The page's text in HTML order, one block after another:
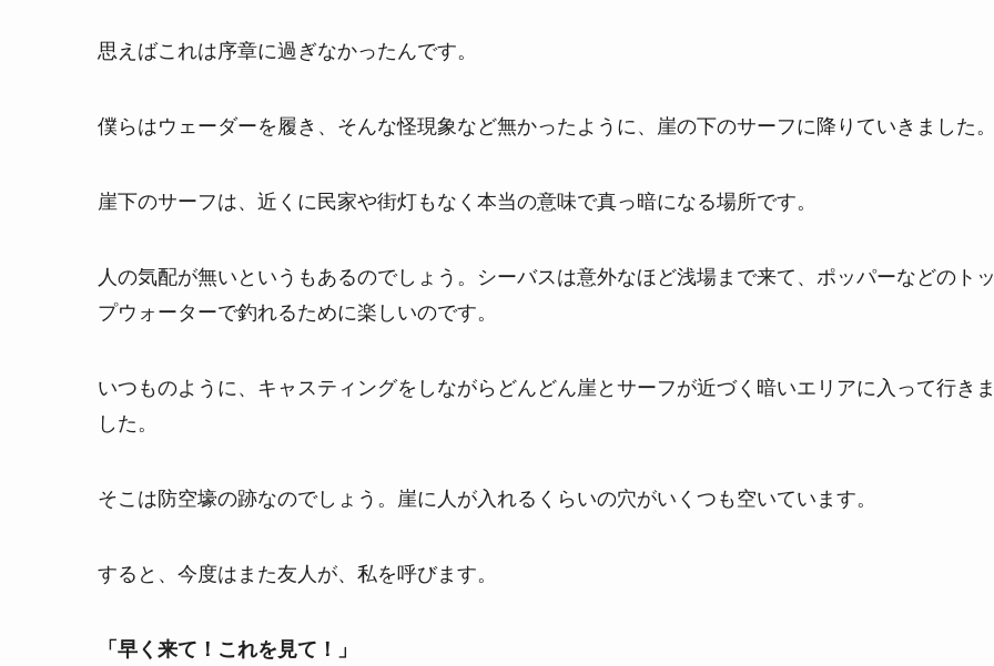
思えばこれは序章に過ぎなかったんです。
僕らはウェーダーを履き、そんな怪現象など無かったように、崖の下のサーフに降りていきました
崖下のサーフは、近くに民家や街灯もなく本当の意味で真っ暗になる場所です。
人の気配が無いというもあるのでしょう。シーバスは意外なほど浅場まで来て、ポッパーなどのト
プウォーターで釣れるために楽しいのです。
いつものように、キャスティングをしながらどんどん崖とサーフが近づく暗いエリアに入って行き
した。
そこは防空壕の跡なのでしょう。崖に人が入れるくらいの穴がいくつも空いています。
すると、今度はまた友人が、私を呼びます。
「早く来て！これを見て！」